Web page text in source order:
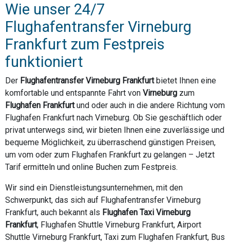
Wie unser 24/7
Flughafentransfer Virneburg
Frankfurt zum Festpreis
funktioniert
Der Flughafentransfer Virneburg Frankfurtbietet Ihnen eine
komfortable und entspannte Fahrt von Virneburg zum
Flughafen Frankfurtund oder auch in die andere Richtung vom
Flughafen Frankfurt nach Virneburg. Ob Sie geschäftlich oder
privat unterwegs sind, wir bieten Ihnen eine zuverlässige und
bequeme Möglichkeit, zu überraschend günstigen Preisen,
um vom oder zum Flughafen Frankfurt zu gelangen – Jetzt
Tarif ermitteln und online Buchen zum Festpreis.
Wir sind ein Dienstleistungsunternehmen, mit den
Schwerpunkt, das sich auf Flughafentransfer Virneburg
Frankfurt, auch bekannt als Flughafen Taxi Virneburg
Frankfurt, Flughafen Shuttle Virneburg Frankfurt, Airport
Shuttle Virneburg Frankfurt, Taxi zum Flughafen Frankfurt, Bus